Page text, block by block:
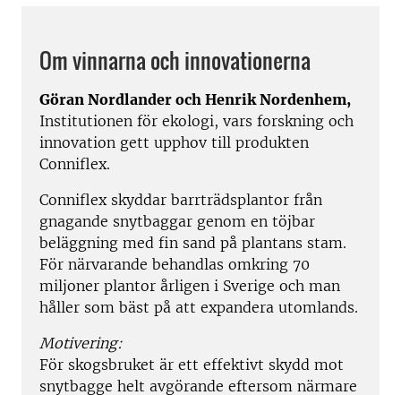
Om vinnarna och innovationerna
Göran Nordlander och Henrik Nordenhem,
Institutionen för ekologi, vars forskning och
innovation gett upphov till produkten
Conniflex.
Conniflex skyddar barrträdsplantor från
gnagande snytbaggar genom en töjbar
beläggning med fin sand på plantans stam.
För närvarande behandlas omkring 70
miljoner plantor årligen i Sverige och man
håller som bäst på att expandera utomlands.
Motivering:
För skogsbruket är ett effektivt skydd mot
snytbagge helt avgörande eftersom närmare